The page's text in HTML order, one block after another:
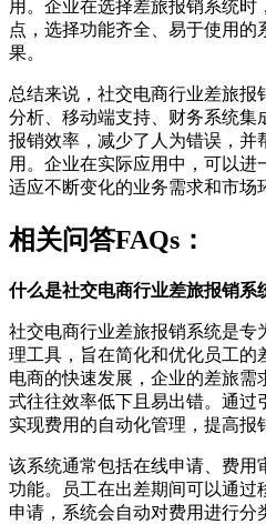
用。企业在选择差旅报销系统
点，选择功能齐全、易于使用的
果。
总结来说，社交电商行业差旅
分析、移动端支持、财务系统集
报销效率，减少了人为错误，并
用。企业在实际应用中，可以进
适应不断变化的业务需求和市场
相关问答FAQs：
什么是社交电商行业差旅报销系
社交电商行业差旅报销系统是专
理工具，旨在简化和优化员工的
电商的快速发展，企业的差旅
式往往效率低下且易出错。通过
实现费用的自动化管理，提高报
该系统通常包括在线申请、费用
功能。员工在出差期间可以通过
申请，系统会自动对费用进行